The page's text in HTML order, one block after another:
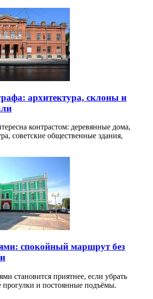
архитектура, склоны и
контрастом: деревянные дома,
советские общественные здания,
спокойный маршрут без
становится приятнее, если убрать
прогулки и постоянные подъёмы.